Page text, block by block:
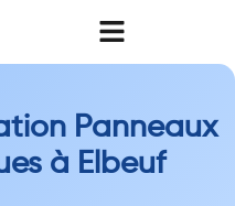
Panneaux
à Elbeuf